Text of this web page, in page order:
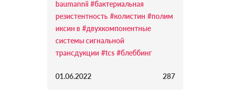
baumannii #бактериальная
резистентность #колистин #полим
иксин в #двухкомпонентные
системы сигнальной
трансдукции #tcs #блеббинг
01.06.2022 287